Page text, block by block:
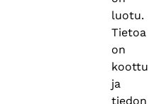
luotu.
Tietoa
on
koottu
ja
tiedon